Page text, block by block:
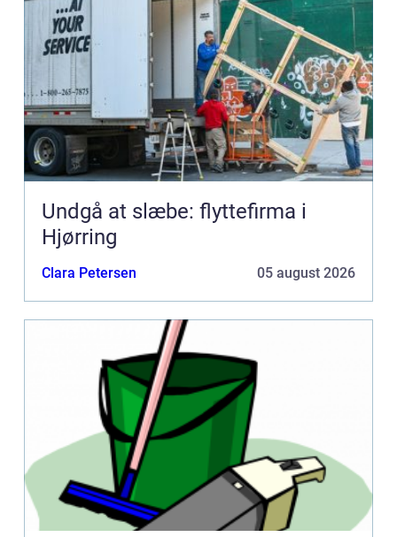
Undgå at slæbe: flyttefirma i
Hjørring
Clara Petersen 05 august 2026